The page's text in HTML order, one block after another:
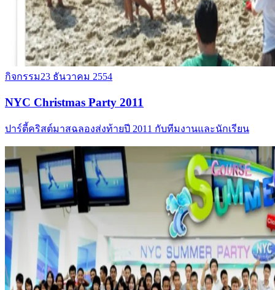
กิจกรรม23 ธันวาคม 2554
NYC Christmas Party 2011
ปาร์ตี้คริสต์มาสฉลองส่งท้ายปี 2011 กับทีมงานและนักเรียน